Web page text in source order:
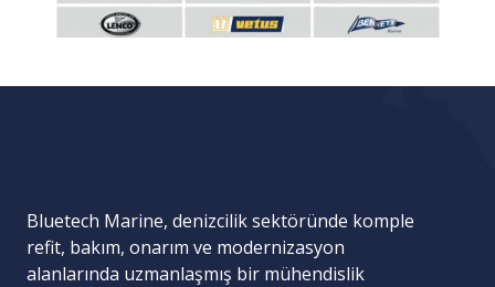
Bluetech Marine, denizcilik sektöründe komple
refit, bakım, onarım ve modernizasyon
alanlarında uzmanlaşmış bir mühendislik